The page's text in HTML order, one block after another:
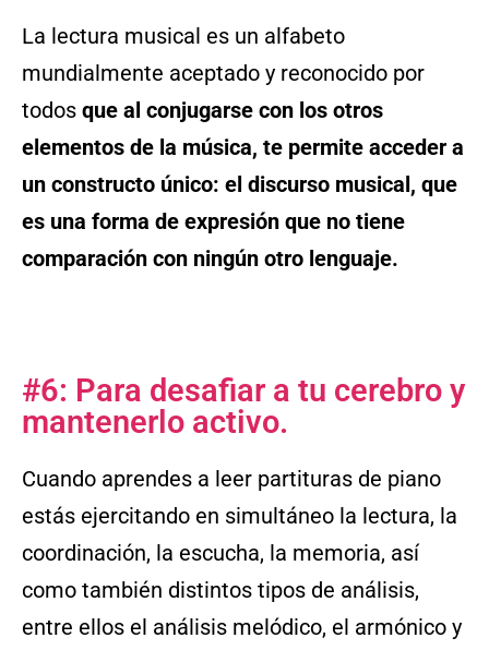
La lectura musical es un alfabeto
mundialmente aceptado y reconocido por
todos que al conjugarse con los otros
elementos de la música, te permite acceder a
un constructo único: el discurso musical, que
es una forma de expresión que no tiene
comparación con ningún otro lenguaje.
#6: Para desafiar a tu cerebro y
mantenerlo activo.
Cuando aprendes a leer partituras de piano
estás ejercitando en simultáneo la lectura, la
coordinación, la escucha, la memoria, así
como también distintos tipos de análisis,
entre ellos el análisis melódico, el armónico y